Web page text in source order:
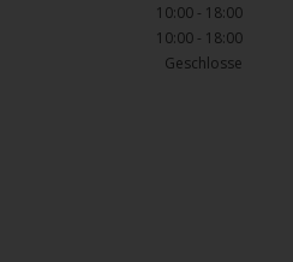
10:00 - 18:00
10:00 - 18:00
Geschlosse